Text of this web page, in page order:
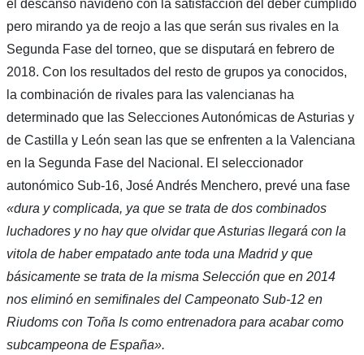
el descanso navideño con la satisfacción del deber cumplido
pero mirando ya de reojo a las que serán sus rivales en la
Segunda Fase del torneo, que se disputará en febrero de
2018. Con los resultados del resto de grupos ya conocidos,
la combinación de rivales para las valencianas ha
determinado que las Selecciones Autonómicas de Asturias y
de Castilla y León sean las que se enfrenten a la Valenciana
en la Segunda Fase del Nacional. El seleccionador
autonómico Sub-16, José Andrés Menchero, prevé una fase
«dura y complicada, ya que se trata de dos combinados
luchadores y no hay que olvidar que Asturias llegará con la
vitola de haber empatado ante toda una Madrid y que
básicamente se trata de la misma Selección que en 2014
nos eliminó en semifinales del Campeonato Sub-12 en
Riudoms con Toña Is como entrenadora para acabar como
subcampeona de España».